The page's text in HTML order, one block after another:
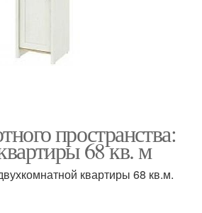
пространства:
68 кв. м
квартиры 68 кв.м.